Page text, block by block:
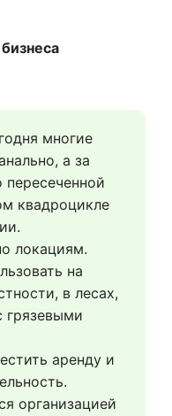
многие
а за
квадроцикле
локациям.
на
в лесах,
грязевыми
аренду и
организацией